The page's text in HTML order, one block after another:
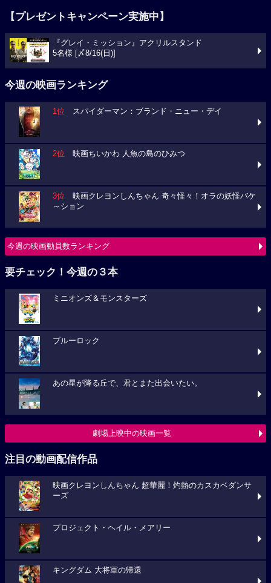
【プレゼントキャンペーン実施中】
『グレイ・ミッション』アクリルスタンド
5名様 [〆8/16(日)]
今週の映画ランキング
1位 スパイダーマン：ブランド・ニュー・デイ
2位 映画ちいかわ 人魚の島のひみつ
3位 映画クレヨンしんちゃん 奇々怪々！オラの妖怪バケ
～ション
今週の映画動員数ランキング
要チェック！今週の３本
ミニオンズ＆モンスターズ
ブルーロック
あの星が降る丘で、君とまた出会いたい。
劇場上映中の映画一覧
注目の動画配信作品
映画クレヨンしんちゃん 超華麗！灼熱のカスカベダンサ
ーズ
プロジェクト・ヘイル・メアリー
キングダム 大将軍の帰還